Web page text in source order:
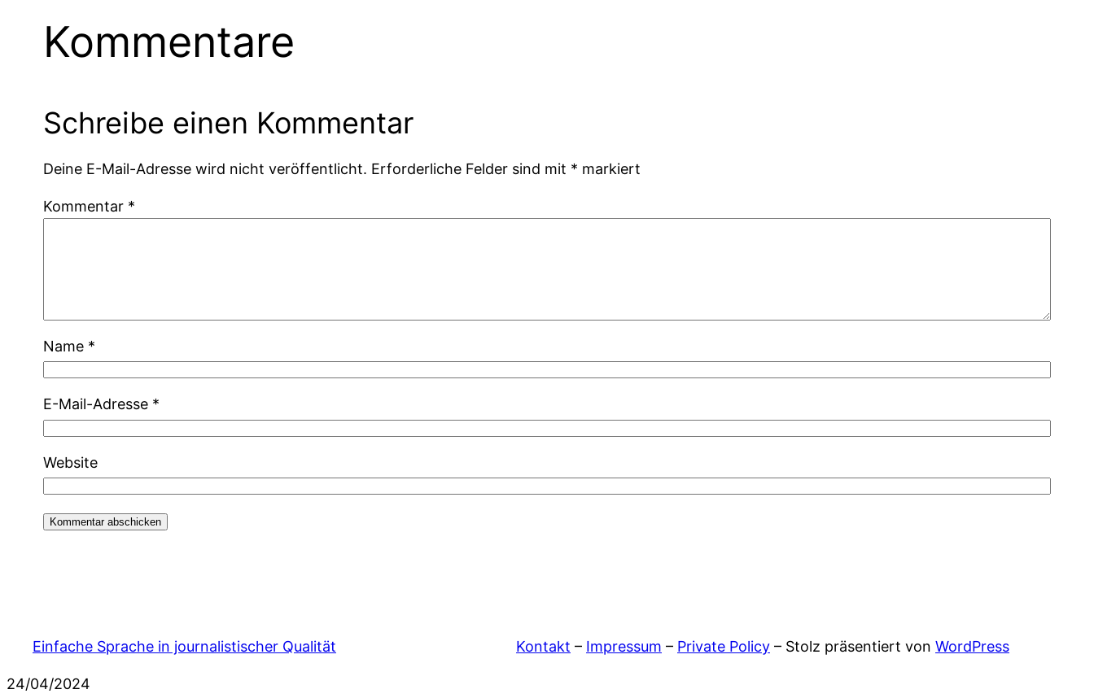
Kommentare
Schreibe einen Kommentar
Deine E-Mail-Adresse wird nicht veröffentlicht. Erforderliche Felder sind mit * markiert
Kommentar *
Name *
E-Mail-Adresse *
Website
Einfache Sprache in journalistischer Qualität Kontakt – Impressum – Private Policy – Stolz präsentiert von WordPress
24/04/2024